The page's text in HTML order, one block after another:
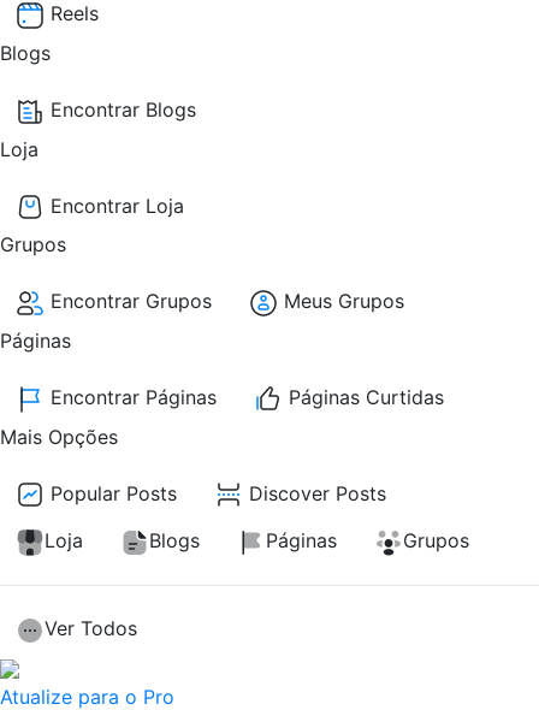
Reels
Blogs
Encontrar Blogs
Loja
Encontrar Loja
Grupos
Encontrar Grupos
Meus Grupos
Páginas
Encontrar Páginas
Páginas Curtidas
Mais Opções
Popular Posts
Discover Posts
Loja
Blogs Páginas Grupos
Ver Todos
Atualize para o Pro